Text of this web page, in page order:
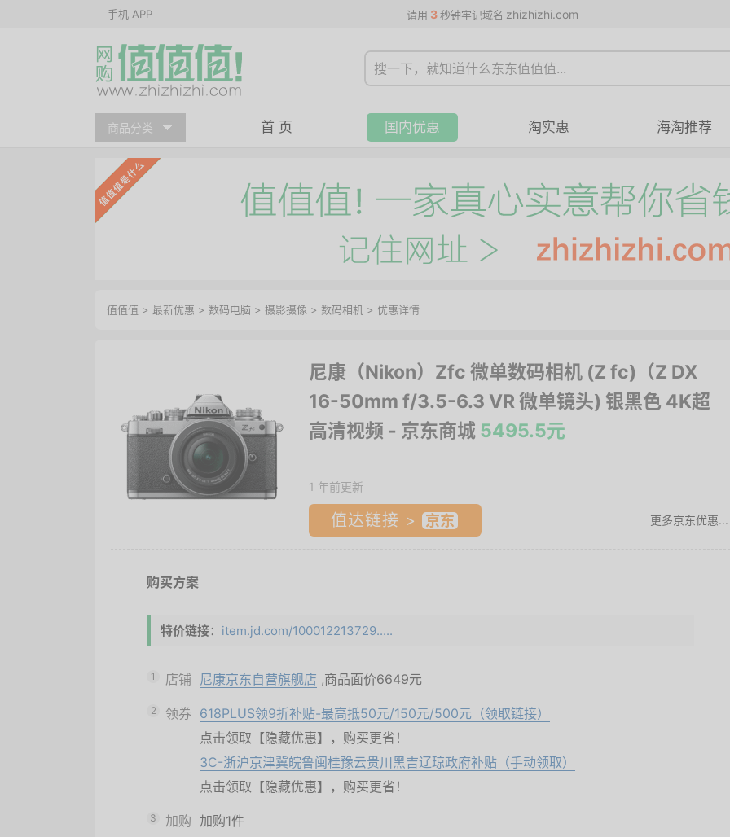
手机 APP 请用 3 秒钟牢记域名 zhizhizhi.com
商品分类 首 页 国内优惠 淘实惠 海淘推荐
值值值 > 最新优惠 > 数码电脑 > 摄影摄像 > 数码相机 > 优惠详情
尼康（Nikon）Zfc 微单数码相机 (Z fc)（Z DX
16-50mm f/3.5-6.3 VR 微单镜头) 银黑色 4K超
高清视频 - 京东商城 5495.5元
1 年前更新
值达链接 > 更多京东优惠...
购买方案
特价链接： item.jd.com/100012213729.....
1 店铺 尼康京东自营旗舰店 ,商品面价6649元
2 领券 618PLUS领9折补贴-最高抵50元/150元/500元（领取链接）
点击领取【隐藏优惠】，购买更省！
3C-浙沪京津冀皖鲁闽桂豫云贵川黑吉辽琼政府补贴（手动领取）
点击领取【隐藏优惠】，购买更省！
3 加购 加购1件